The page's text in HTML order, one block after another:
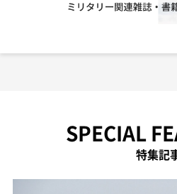
SPECIAL
特集記